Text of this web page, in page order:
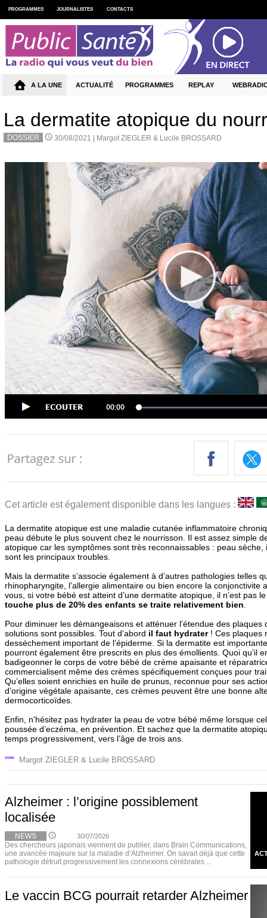
La dermatite atopique du
DOSSIER 30/08/2021 | Margot ZIEGLER & Lucile BROSSARD
Cet article est également disponible dans les langues :
La dermatite atopique est une maladie cutanée inflammatoire
peau débute le plus souvent chez le nourrisson. Il est assez simple
atopique car les symptômes sont très reconnaissables : peau
sont les principaux troubles.
Mais la dermatite s’associe également à d’autres pathologies telles
rhinopharyngite, l’allergie alimentaire ou bien encore la conjonctivite
vous, si votre bébé est atteint d’une dermatite atopique, il n’est pas
touche plus de 20% des enfants se traite relativement bien
Pour diminuer les démangeaisons et atténuer l’étendue des plaques
solutions sont possibles. Tout d’abord il faut hydrater ! Ces plaques
desséchement important de l’épiderme. Si la dermatite est
pourront également être prescrits en plus des émollients. Quoi qu’il
badigeonner le corps de votre bébé de crème apaisante et
commercialisent même des crèmes spécifiquement conçues pour
Qu’elles soient enrichies en huile de prunus, reconnue pour ses
d’origine végétale apaisante, ces crèmes peuvent être une bonne
dermocorticoïdes.
Enfin, n’hésitez pas hydrater la peau de votre bébé même lorsque
poussée d’eczéma, en prévention. Et sachez que la dermatite
temps progressivement, vers l’âge de trois ans.
Margot ZIEGLER & Lucile BROSSARD
Alzheimer : l’origine possiblement
localisée
NEWS 30/07/2026
Des chercheurs japonais viennent de publier, dans Brain Communications,
une avancée majeure sur la maladie d’Alzheimer. On savait déjà que cette
pathologie détruit progressivement les connexions cérébrales ...
Le vaccin BCG pourrait retarder Alzheimer
PROGRAMMES JOURNALISTES CONTACTS
A LA UNE ACTUALITÉ PROGRAMMES REPLAY